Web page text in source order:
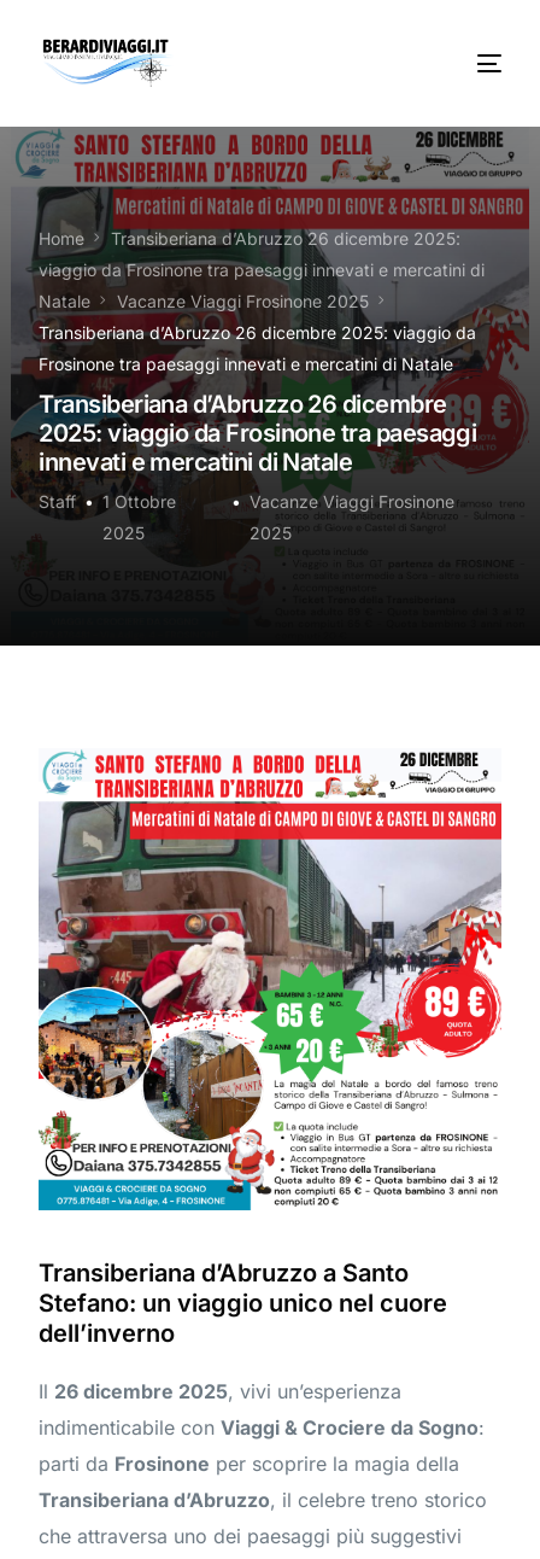
Home
Transiberiana d’Abruzzo 26 dicembre 2025:
viaggio da Frosinone tra paesaggi innevati e mercatini di
Natale
Vacanze Viaggi Frosinone 2025
Transiberiana d’Abruzzo 26 dicembre 2025: viaggio da
Frosinone tra paesaggi innevati e mercatini di Natale
Transiberiana d’Abruzzo 26 dicembre
2025: viaggio da Frosinone tra paesaggi
innevati e mercatini di Natale
Staff
1 Ottobre
2025
Vacanze Viaggi Frosinone
2025
Transiberiana d’Abruzzo a Santo
Stefano: un viaggio unico nel cuore
dell’inverno
Il 26 dicembre 2025, vivi un’esperienza
indimenticabile conViaggi & Crociere da Sogno:
parti da Frosinone per scoprire la magia della
Transiberiana d’Abruzzo, il celebre treno storico
che attraversa uno dei paesaggi più suggestivi
Chi Siamo
Noleggio
Autobus servizi
Vacanze Viaggi Frosinone
Contatti
News